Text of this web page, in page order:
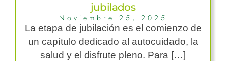
jubilados
Noviembre 25, 2025
La etapa de jubilación es el comienzo de
un capítulo dedicado al autocuidado, la
salud y el disfrute pleno. Para […]